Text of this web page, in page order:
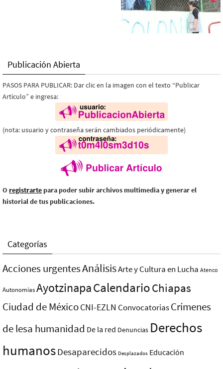
Publicación Abierta
PASOS PARA PUBLICAR: Dar clic en la imagen con el texto “Publicar
Artículo” e ingresa:
(nota: usuario y contraseña serán cambiados periódicamente)
O registrarte para poder subir archivos multimedia y generar el
historial de tus publicaciones.
Categorías
Acciones urgentesAnálisisArte y Cultura en Lucha Atenco
AutonomíasAyotzinapaCalendarioChiapas
Ciudad de MéxicoCNI-EZLN ConvocatoriasCrímenes
de lesa humanidad De la red Denuncias Derechos
humanosDesaparecidos Desplazados Educación